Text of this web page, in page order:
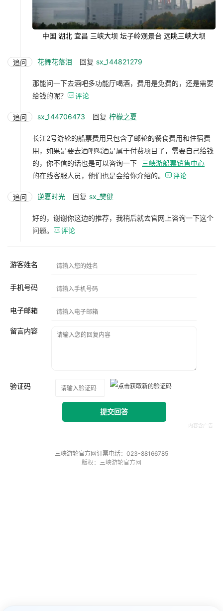
中国 湖北 宜昌 三峡大坝 坛子岭观景台 远眺三峡大坝
追问 花舞花落泪 回复 sx_144821279
那能问一下去酒吧多功能厅喝酒，费用是免费的，还是需要
给钱的呢？ 评论
追问 sx_144706473 回复 柠檬之夏
长江2号游轮的船票费用只包含了邮轮的餐食费用和住宿费
用，如果是要去酒吧喝酒是属于付费项目了，需要自己给钱
的，你不信的话也是可以咨询一下
三峡游船票销售中心
的在线客服人员，他们也是会给你介绍的。 评论
追问 逆夏时光 回复 sx_樊健
好的，谢谢你这边的推荐，我稍后就去官网上咨询一下这个
问题。 评论
游客姓名
手机号码
电子邮箱
留言内容
验证码
提交回答
三峡游轮官方网订票电话：023-88166785
版权：三峡游轮官方网